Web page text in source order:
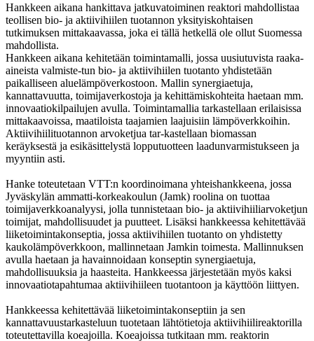
Hankkeen aikana hankittava jatkuvatoiminen reaktori mahdollistaa
teollisen bio- ja aktiivihiilen tuotannon yksityiskohtaisen
tutkimuksen mittakaavassa, joka ei tällä hetkellä ole ollut Suomessa
mahdollista.
Hankkeen aikana kehitetään toimintamalli, jossa uusiutuvista raaka-
aineista valmiste-tun bio- ja aktiivihiilen tuotanto yhdistetään
paikalliseen aluelämpöverkostoon. Mallin synergiaetuja,
kannattavuutta, toimijaverkostoja ja kehittämiskohteita haetaan mm.
innovaatiokilpailujen avulla. Toimintamallia tarkastellaan erilaisissa
mittakaavoissa, maatiloista taajamien laajuisiin lämpöverkkoihin.
Aktiivihiilituotannon arvoketjua tar-kastellaan biomassan
keräyksestä ja esikäsittelystä lopputuotteen laadunvarmistukseen ja
myyntiin asti.
Hanke toteutetaan VTT:n koordinoimana yhteishankkeena, jossa
Jyväskylän ammatti-korkeakoulun (Jamk) roolina on tuottaa
toimijaverkkoanalyysi, jolla tunnistetaan bio- ja aktiivihiiliarvoketjun
toimijat, mahdollisuudet ja puutteet. Lisäksi hankkeessa kehitettävää
liiketoimintakonseptia, jossa aktiivihiilen tuotanto on yhdistetty
kaukolämpöverkkoon, mallinnetaan Jamkin toimesta. Mallinnuksen
avulla haetaan ja havainnoidaan konseptin synergiaetuja,
mahdollisuuksia ja haasteita. Hankkeessa järjestetään myös kaksi
innovaatiotapahtumaa aktiivihiileen tuotantoon ja käyttöön liittyen.
Hankkeessa kehitettävää liiketoimintakonseptiin ja sen
kannattavuustarkasteluun tuotetaan lähtötietoja aktiivihiilireaktorilla
toteutettavilla koeajoilla. Koeajoissa tutkitaan mm. reaktorin